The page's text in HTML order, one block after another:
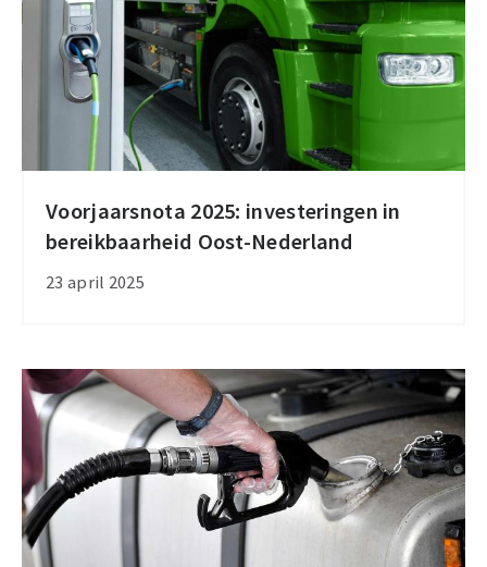
Voorjaarsnota 2025: investeringen in
bereikbaarheid Oost-Nederland
23 april 2025
Voorjaarsnota
2025:
investeringen
Oost-
Nederland